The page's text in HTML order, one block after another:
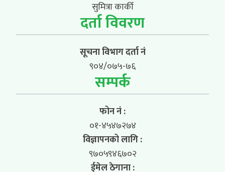
सुमित्रा कार्की
दर्ता विवरण
सूचना विभाग दर्ता नं
९०४/०७५-७६
सम्पर्क
फोन नं :
०१-४५४७२७४
विज्ञापनको लागि :
९७०५९४६७०२
ईमेल ठेगाना :